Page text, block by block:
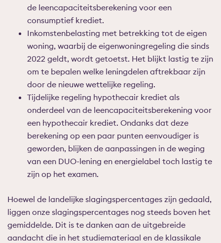
de leencapaciteitsberekening voor een
consumptief krediet.
Inkomstenbelasting met betrekking tot de eigen
woning, waarbij de eigenwoningregeling die sinds
2022 geldt, wordt getoetst. Het blijkt lastig te zijn
om te bepalen welke leningdelen aftrekbaar zijn
door de nieuwe wettelijke regeling.
Tijdelijke regeling hypothecair krediet als
onderdeel van de leencapaciteitsberekening voor
een hypothecair krediet. Ondanks dat deze
berekening op een paar punten eenvoudiger is
geworden, blijken de aanpassingen in de weging
van een DUO-lening en energielabel toch lastig te
zijn op het examen.
Hoewel de landelijke slagingspercentages zijn gedaald,
liggen onze slagingspercentages nog steeds boven het
gemiddelde. Dit is te danken aan de uitgebreide
aandacht die in het studiemateriaal en de klassikale